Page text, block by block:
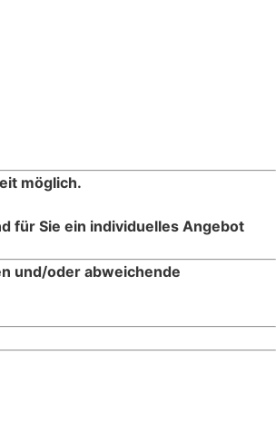
möglich.
für Sie ein individuelles Angebot
und/oder abweichende